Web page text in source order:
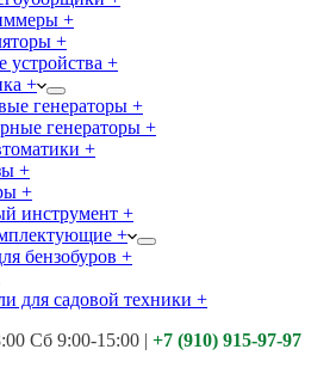
+
+
устройства +
+
генераторы +
генераторы +
+
+
+
инструмент +
+
бензобуров +
для садовой техники +
д.113
Сб 9:00-15:00 | +7 (910) 915-97-97